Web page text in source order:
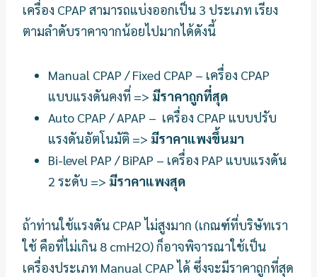
เครื่อง CPAP สามารถแบ่งออกเป็น 3 ประเภท เรียง
ตามลำดับราคาจากน้อยไปมากได้ดังนี้
Manual CPAP / Fixed CPAP – เครื่อง CPAP
แบบแรงดันคงที่ => มีราคาถูกที่สุด
Auto CPAP / APAP – เครื่อง CPAP แบบปรับ
แรงดันอัตโนมัติ => มีราคาแพงขึ้นมา
Bi-level PAP / BiPAP – เครื่อง PAP แบบแรงดัน
2 ระดับ => มีราคาแพงสุด
ถ้าท่านใช้แรงดัน CPAP ไม่สูงมาก (เกณฑ์ที่บริษัทเรา
ใช้ คือที่ไม่เกิน 8 cmH2O) ก็อาจพิจารณาใช้เป็น
เครื่องประเภท Manual CPAP ได้ ซึ่งจะมีราคาถูกที่สุด